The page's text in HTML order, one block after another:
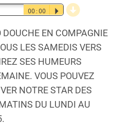
00:00 P d
DOUCHE EN COMPAGNIE
LES SAMEDIS VERS
SES HUMEURS
VOUS POUVEZ
NOTRE STAR DES
DU LUNDI AU